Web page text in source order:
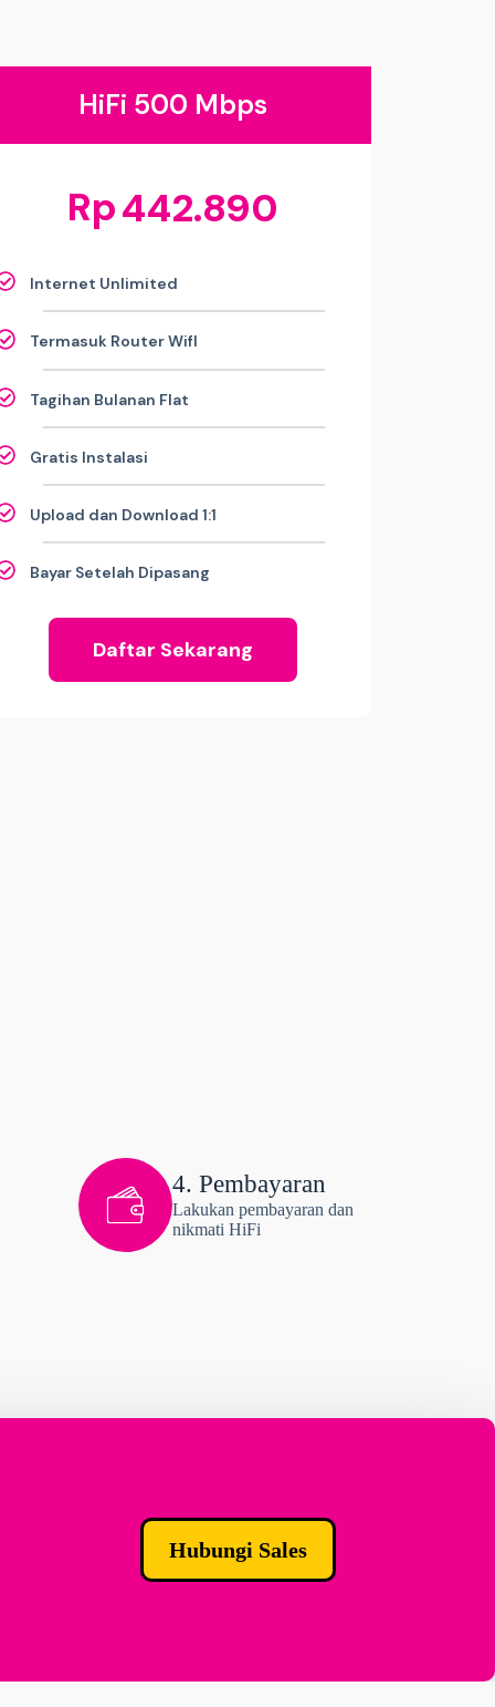
HiFi 500 Mbps
Rp442.890
Internet Unlimited
Termasuk Router WifI
Tagihan Bulanan Flat
Gratis Instalasi
Upload dan Download 1:1
Bayar Setelah Dipasang
Daftar Sekarang
4. Pembayaran
Lakukan pembayaran dan
nikmati HiFi
Hubungi Sales